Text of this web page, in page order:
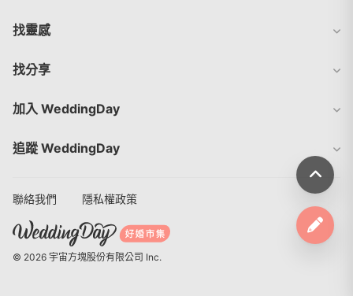
找靈感
找分享
加入 WeddingDay
追蹤 WeddingDay
聯絡我們 隱私權政策
© 2026 宇宙方塊股份有限公司 Inc.